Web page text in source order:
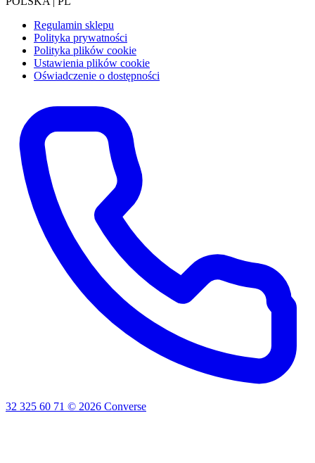
Regulamin sklepu
Polityka prywatności
Polityka plików cookie
Ustawienia plików cookie
Oświadczenie o dostępności
32 325 60 71 © 2026 Converse